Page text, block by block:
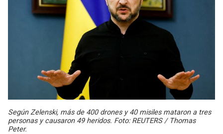
Según Zelenski, más de 400 drones y 40 misiles mataron a tres
personas y causaron 49 heridos. Foto: REUTERS / Thomas
Peter.